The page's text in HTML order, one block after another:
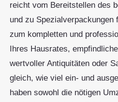
reicht vom Bereitstellen des
und zu
zum kompletten und
Ihres Hausrates,
wertvoller Antiquitäten oder
gleich, wie viel ein- und
haben sowohl die nötigen